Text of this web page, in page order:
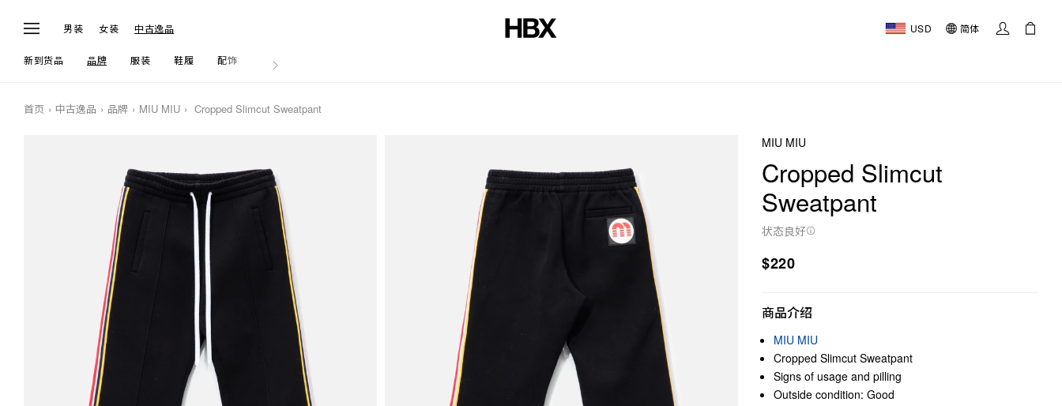
男装 女装 中古逸品 USD 简体
新到货品 品牌 服装 鞋履 配饰 生活
首页 中古逸品 品牌 MIU MIU Cropped Slimcut Sweatpant
MIU MIU
Cropped Slimcut
Sweatpant
状态良好
$220
商品介绍
MIU MIU
Cropped Slimcut Sweatpant
Signs of usage and pilling
Outside condition: Good